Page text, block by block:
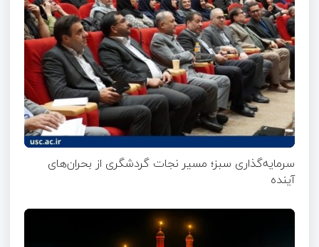
سرمایه‌گذاری سبز؛ مسیر نجات گردشگری از بحران‌های
آینده